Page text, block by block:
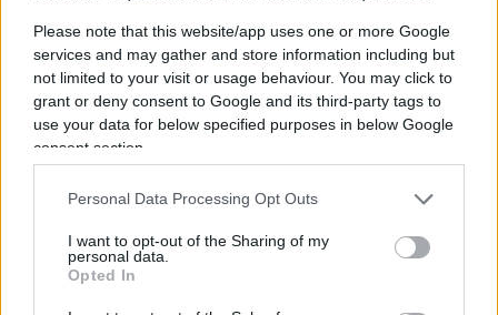
Please note that this website/app uses one or more Google
services and may gather and store information including but
not limited to your visit or usage behaviour. You may click to
grant or deny consent to Google and its third-party tags to
use your data for below specified purposes in below Google
consent section.
Personal Data Processing Opt Outs
I want to opt-out of the Sharing of my
personal data.
Opted In
dallo Stato utilizzando soldi pubblici. Qui gli AD, strapagati,
possono fare scelte sapendo che in ultima istanza ci sara’
sempre qualcuno che sistemera’ le cose.
Rispondi
donCamillo
19 Ottobre 2025, 8:59 8:59
Perché non “tagliate la bestia statale E la bestia bancaria”? E’
possibile che NOI dobbiamo pagare le banche per far affari